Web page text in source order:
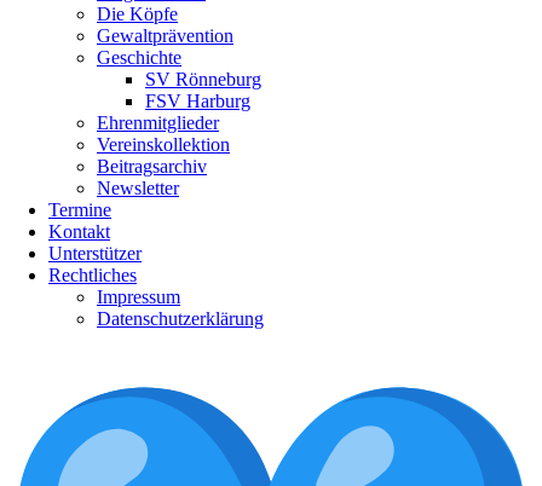
Die Köpfe
Gewaltprävention
Geschichte
SV Rönneburg
FSV Harburg
Ehrenmitglieder
Vereinskollektion
Beitragsarchiv
Newsletter
Termine
Kontakt
Unterstützer
Rechtliches
Impressum
Datenschutzerklärung